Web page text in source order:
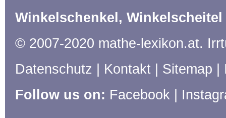
Winkelschenkel, Winkelscheitel
© 2007-2020 mathe-lexikon.at.
Datenschutz
Kontakt Sitemap
Follow us on: Facebook